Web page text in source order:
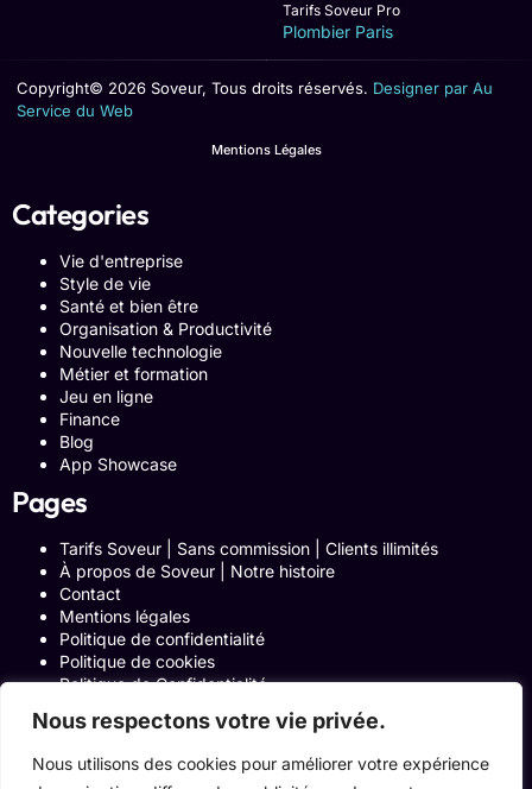
Nous respectons votre vie privée.
Nous utilisons des cookies pour améliorer votre expérience
Tarifs Soveur Pro
Plombier Paris
Copyright© 2026 Soveur, Tous droits réservés. Designer par Au
Service du Web
Mentions Légales
Categories
Vie d'entreprise
Style de vie
Santé et bien être
Organisation & Productivité
Nouvelle technologie
Métier et formation
Jeu en ligne
Finance
Blog
App Showcase
Pages
Tarifs Soveur | Sans commission | Clients illimités
À propos de Soveur | Notre histoire
Contact
Mentions légales
Politique de confidentialité
Politique de cookies
Politique de Confidentialité
Blog
Programme Affiliation